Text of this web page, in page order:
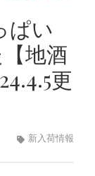
ぱい
地酒
更
新入荷情報